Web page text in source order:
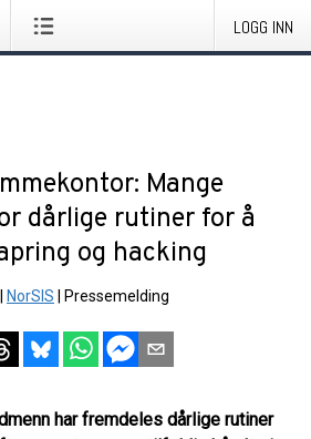
LOGG INN
Mange
dårlige rutiner for å
og hacking
NorSIS Pressemelding
har fremdeles dårlige rutiner